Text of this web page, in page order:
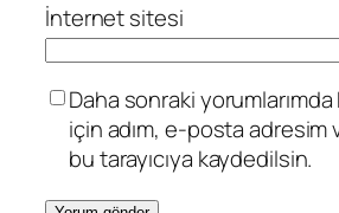
İnternet sitesi
Daha sonraki yorumlarımda
için adım, e-posta adresim
bu tarayıcıya kaydedilsin.